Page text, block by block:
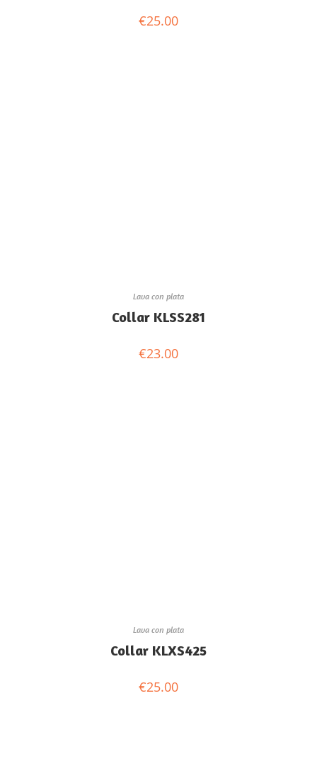
€25.00
Lava con plata
Collar KLSS281
€23.00
Lava con plata
Collar KLXS425
€25.00